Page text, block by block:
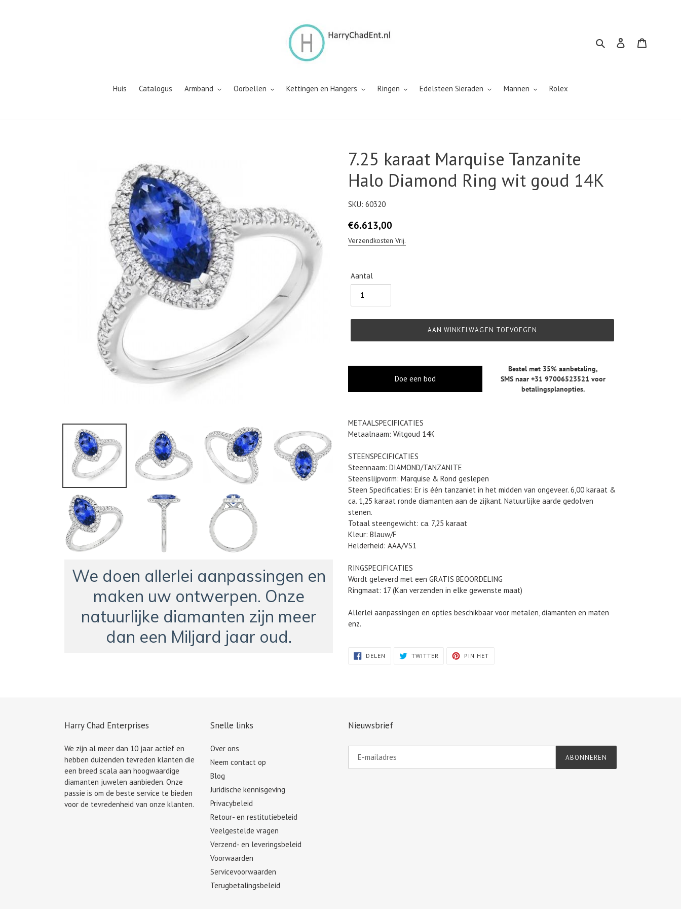
Zoeken Inloggen
Huis Catalogus Armband Oorbellen Kettingen en Hangers Ringen Edelsteen Sieraden Mannen Rolex
We doen allerlei aanpassingen en
maken uw ontwerpen. Onze
natuurlijke diamanten zijn meer
dan een Miljard jaar oud.
7.25 karaat Marquise Tanzanite
Halo Diamond Ring wit goud 14K
SKU: 60320
Normale
prijs
€6.613,00
Verzendkosten Vrij.
Aantal
AAN WINKELWAGEN TOEVOEGEN
Doe een bod
Bestel met 35% aanbetaling,
SMS naar +31 97006523521 voor
betalingsplanopties.
toegevoegen
aan
winkelwagen
METAALSPECIFICATIES
Metaalnaam: Witgoud 14K
STEENSPECIFICATIES
Steennaam: DIAMOND/TANZANITE
Steenslijpvorm: Marquise & Rond geslepen
Steen Specificaties: Er is één tanzaniet in het midden van ongeveer. 6,00 karaat &
ca. 1,25 karaat ronde diamanten aan de zijkant. Natuurlijke aarde gedolven
stenen.
Totaal steengewicht: ca. 7,25 karaat
Kleur: Blauw/F
Helderheid: AAA/VS1
RINGSPECIFICATIES
Wordt geleverd met een GRATIS BEOORDELING
Ringmaat: 17 (Kan verzenden in elke gewenste maat)
Allerlei aanpassingen en opties beschikbaar voor metalen, diamanten en maten
enz.
DELEN DELEN
TWITTER TWITTEREN
OP
PIN HET
Harry Chad Enterprises
We zijn al meer dan 10 jaar actief en
hebben duizenden tevreden klanten die
een breed scala aan hoogwaardige
diamanten juwelen aanbieden. Onze
passie is om de beste service te bieden
voor de tevredenheid van onze klanten.
Snelle links
Over ons
Neem contact op
Blog
Juridische kennisgeving
Privacybeleid
Retour- en restitutiebeleid
Veelgestelde vragen
Verzend- en leveringsbeleid
Voorwaarden
Servicevoorwaarden
Terugbetalingsbeleid
Nieuwsbrief
ABONNEREN